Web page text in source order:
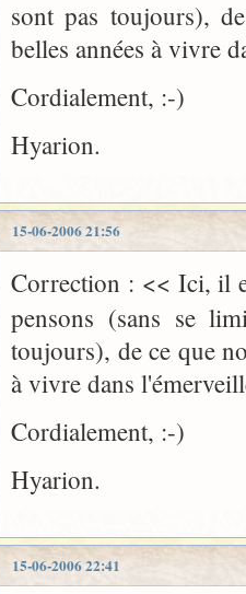
sont pas toujours),
belles années à vivre
Cordialement, :-)
Hyarion.
15-06-2006 21:56
Correction : << Ici, il
pensons (sans se
toujours), de ce que
à vivre dans
Cordialement, :-)
Hyarion.
15-06-2006 22:41